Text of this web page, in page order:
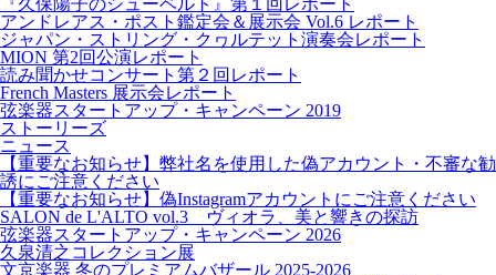
『久保陽子のシューベルト』第１回レポート
アンドレアス・ポスト鑑定会＆展示会 Vol.6 レポート
ジャパン・ストリング・クヮルテット演奏会レポート
MION 第2回公演レポート
読み聞かせコンサート第２回レポート
French Masters 展示会レポート
弦楽器スタートアップ・キャンペーン 2019
ストーリーズ
ニュース
【重要なお知らせ】弊社名を使用した偽アカウント・不審な勧
誘にご注意ください
【重要なお知らせ】偽Instagramアカウントにご注意ください
SALON de L'ALTO vol.3 ヴィオラ、美と響きの探訪
弦楽器スタートアップ・キャンペーン 2026
久泉清之コレクション展
文京楽器 冬のプレミアムバザール 2025-2026